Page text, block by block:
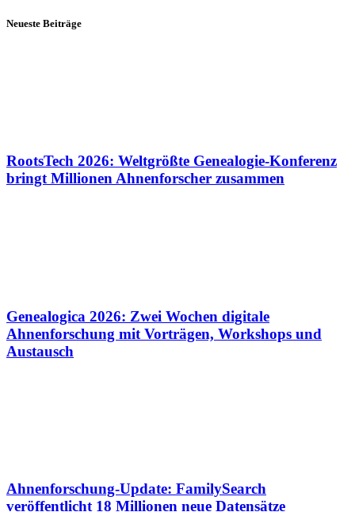
Neueste Beiträge
RootsTech 2026: Weltgrößte Genealogie-Konferenz
bringt Millionen Ahnenforscher zusammen
Genealogica 2026: Zwei Wochen digitale
Ahnenforschung mit Vorträgen, Workshops und
Austausch
Ahnenforschung-Update: FamilySearch
veröffentlicht 18 Millionen neue Datensätze